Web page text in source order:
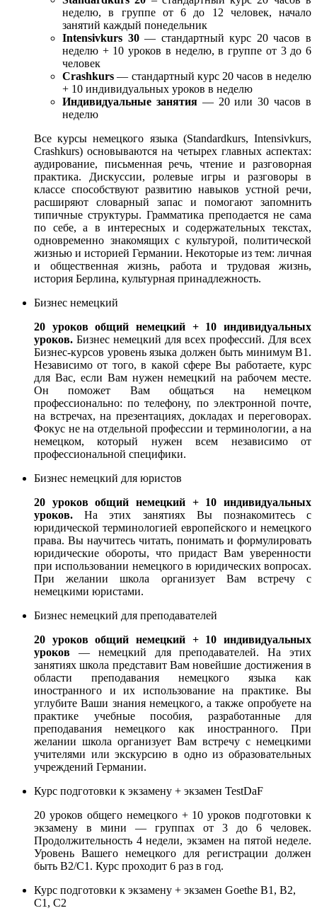
неделю, в группе от 6 до 12 человек, начало
занятий каждый понедельник
Intensivkurs 30— стандартный курс 20 часов в
неделю + 10 уроков в неделю, в группе от 3 до 6
человек
Crashkurs — стандартный курс 20 часов в неделю
+ 10 индивидуальных уроков в неделю
Индивидуальные занятия— 20 или 30 часов в
неделю
Все курсы немецкого языка (Standardkurs, Intensivkurs,
Crashkurs) основываются на четырех главных аспектах:
аудирование, письменная речь, чтение и разговорная
практика. Дискуссии, ролевые игры и разговоры в
классе способствуют развитию навыков устной речи,
расширяют словарный запас и помогают запомнить
типичные структуры. Грамматика преподается не сама
по себе, а в интересных и содержательных текстах,
одновременно знакомящих с культурой, политической
жизнью и историей Германии. Некоторые из тем: личная
и общественная жизнь, работа и трудовая жизнь,
история Берлина, культурная принадлежность.
Бизнес немецкий
20 уроков общий немецкий + 10 индивидуальных
уроков. Бизнес немецкий для всех профессий. Для всех
Бизнес-курсов уровень языка должен быть минимум B1.
Независимо от того, в какой сфере Вы работаете, курс
для Вас, если Вам нужен немецкий на рабочем месте.
Он поможет Вам общаться на немецком
профессионально: по телефону, по электронной почте,
на встречах, на презентациях, докладах и переговорах.
Фокус не на отдельной профессии и терминологии, а на
немецком, который нужен всем независимо от
профессиональной специфики.
Бизнес немецкий для юристов
20 уроков общий немецкий + 10 индивидуальных
уроков. На этих занятиях Вы познакомитесь с
юридической терминологией европейского и немецкого
права. Вы научитесь читать, понимать и формулировать
юридические обороты, что придаст Вам уверенности
при использовании немецкого в юридических вопросах.
При желании школа организует Вам встречу с
немецкими юристами.
Бизнес немецкий для преподавателей
20 уроков общий немецкий + 10 индивидуальных
уроков — немецкий для преподавателей. На этих
занятиях школа представит Вам новейшие достижения в
области преподавания немецкого языка как
иностранного и их использование на практике. Вы
углубите Ваши знания немецкого, а также опробуете на
практике учебные пособия, разработанные для
преподавания немецкого как иностранного. При
желании школа организует Вам встречу с немецкими
учителями или экскурсию в одно из образовательных
учреждений Германии.
Курс подготовки к экзамену + экзамен TestDaF
20 уроков общего немецкого + 10 уроков подготовки к
экзамену в мини — группах от 3 до 6 человек.
Продолжительность 4 недели, экзамен на пятой неделе.
Уровень Вашего немецкого для регистрации должен
быть B2/C1. Курс проходит 6 раз в год.
Курс подготовки к экзамену + экзамен Goethe B1, В2,
С1, С2